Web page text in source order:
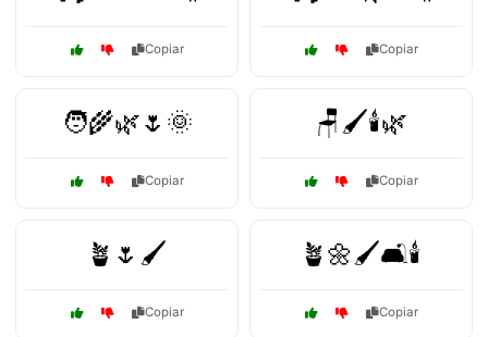
Copiar Copiar
🧑‍🌾🌿🌷🌞
Copiar
🪑🖌️🕯️🌿
Copiar
🪴🌷🖌️
Copiar
🪴🌼🖌️🛋️🕯️
Copiar